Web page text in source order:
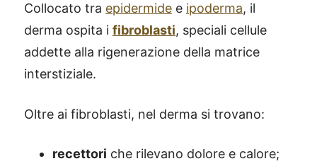
Collocato tra epidermide e ipoderma, il
derma ospita i fibroblasti, speciali cellule
addette alla rigenerazione della matrice
interstiziale.
Oltre ai fibroblasti, nel derma si trovano:
recettori che rilevano dolore e calore;